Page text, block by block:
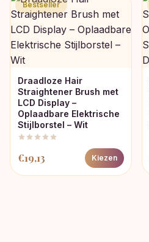
Bestseller
Draadloze Hair
Straightener Brush met
LCD Display –
Oplaadbare Elektrische
Stijlborstel – Wit
€19,13 Kiezen